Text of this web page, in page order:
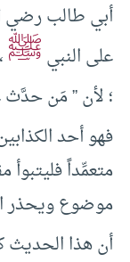
أبي طالب رضي
على النبيﷺ
؛ لأن ” مَن حدَّث
فهو أحد
متعمِّداً فليتبوأ
موضوع ويحذر
أن هذا الحديث